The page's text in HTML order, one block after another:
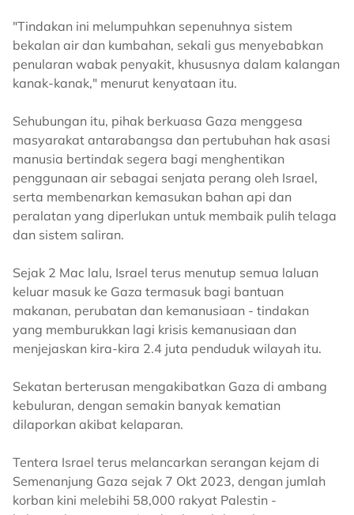
"Tindakan ini melumpuhkan sepenuhnya sistem
bekalan air dan kumbahan, sekali gus menyebabkan
penularan wabak penyakit, khususnya dalam kalangan
kanak-kanak," menurut kenyataan itu.
Sehubungan itu, pihak berkuasa Gaza menggesa
masyarakat antarabangsa dan pertubuhan hak asasi
manusia bertindak segera bagi menghentikan
penggunaan air sebagai senjata perang oleh Israel,
serta membenarkan kemasukan bahan api dan
peralatan yang diperlukan untuk membaik pulih telaga
dan sistem saliran.
Sejak 2 Mac lalu, Israel terus menutup semua laluan
keluar masuk ke Gaza termasuk bagi bantuan
makanan, perubatan dan kemanusiaan - tindakan
yang memburukkan lagi krisis kemanusiaan dan
menjejaskan kira-kira 2.4 juta penduduk wilayah itu.
Sekatan berterusan mengakibatkan Gaza di ambang
kebuluran, dengan semakin banyak kematian
dilaporkan akibat kelaparan.
Tentera Israel terus melancarkan serangan kejam di
Semenanjung Gaza sejak 7 Okt 2023, dengan jumlah
korban kini melebihi 58,000 rakyat Palestin -